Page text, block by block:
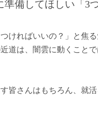
備してほしい「3
ければいいの？」と焦
道は、闇雲に動くこと
皆さんはもちろん、就